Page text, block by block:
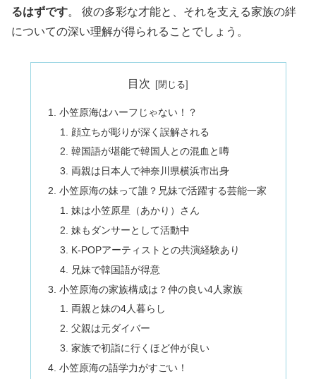
るはずです。 彼の多彩な才能と、それを支える家族の絆
についての深い理解が得られることでしょう。
目次
小笠原海はハーフじゃない！？
顔立ちが彫りが深く誤解される
韓国語が堪能で韓国人との混血と噂
両親は日本人で神奈川県横浜市出身
小笠原海の妹って誰？兄妹で活躍する芸能一家
妹は小笠原星（あかり）さん
妹もダンサーとして活動中
K-POPアーティストとの共演経験あり
兄妹で韓国語が得意
小笠原海の家族構成は？仲の良い4人家族
両親と妹の4人暮らし
父親は元ダイバー
家族で初詣に行くほど仲が良い
小笠原海の語学力がすごい！